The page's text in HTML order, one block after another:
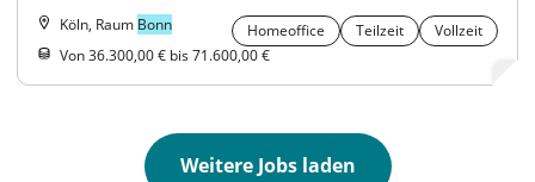
Köln, Raum Bonn Homeoffice Teilzeit
Vollzeit
Von 36.300,00 € bis 71.600,00 €
Weitere Jobs laden